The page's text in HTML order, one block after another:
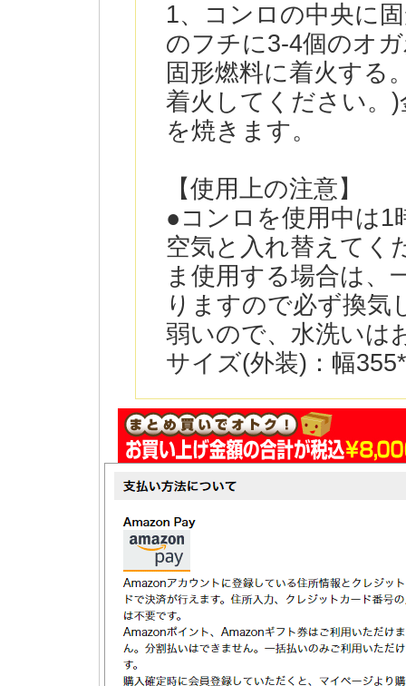
1、コンロの中央に
のフチに3-4個のオ
固形燃料に着火する
着火してください。
を焼きます。
【使用上の注意】
●コンロを使用中は1
空気と入れ替えてく
ま使用する場合は、
りますので必ず換気
弱いので、水洗いは
サイズ(外装)：幅